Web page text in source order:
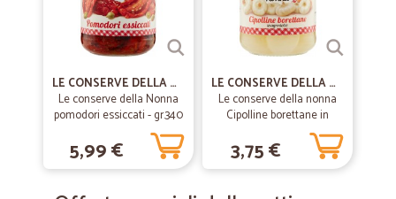
30/10/2019
—Trustpilot
aurelio puntuale veloce la consegna in Sicilia in 2 giorni
22/09/2019
Giulia P.
LE CONSERVE DELLA NONNA
Le conserve della Nonna
pomodori essiccati - gr.340
5,99 €
LE CONSERVE DELLA NONNA
Le conserve della nonna
Cipolline borettane in
agrodolce 270 gr.
3,75 €